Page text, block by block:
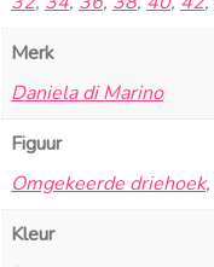
Merk
Daniela di Marino
Figuur
Omgekeerde driehoek,
Kleur